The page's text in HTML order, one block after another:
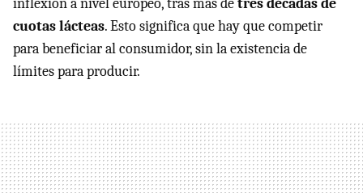
inflexión a nivel europeo, tras más detres décadas de
cuotas lácteas. Esto significa que hay que competir
para beneficiar al consumidor, sin la existencia de
límites para producir.